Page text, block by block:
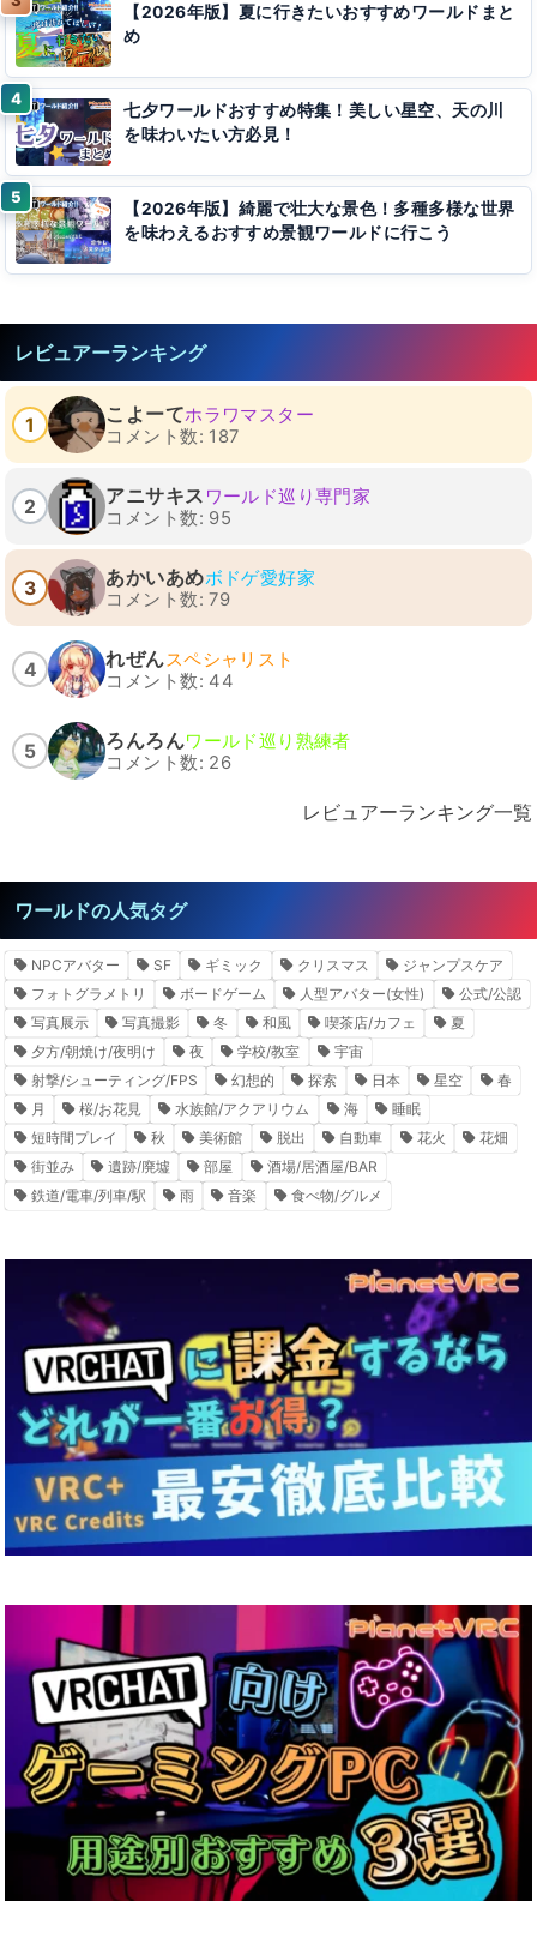
【2026年版】夏に行きたいおすすめワールドまと
め
七夕ワールドおすすめ特集！美しい星空、天の川
を味わいたい方必見！
【2026年版】綺麗で壮大な景色！多種多様な世界
を味わえるおすすめ景観ワールドに行こう
レビュアーランキング
1 こよーてホラワマスター
コメント数: 187
2 アニサキス ワールド巡り専門家
コメント数: 95
3 あかいあめボドゲ愛好家
コメント数: 79
4 れぜんスペシャリスト
コメント数: 44
5 ろんろんワールド巡り熟練者
コメント数: 26
レビュアーランキング一覧
ワールドの人気タグ
NPCアバター SF ギミック クリスマス
ジャンプスケア
フォトグラメトリ
ボードゲーム 人型アバター(女性)
公式/公認
写真展示
写真撮影 冬 和風 喫茶店/カフェ
夏
夕方/朝焼け/夜明け
夜 学校/教室
宇宙
射撃/シューティング/FPS
幻想的 探索 日本 星空
春
月
桜/お花見 水族館/アクアリウム 海
睡眠
短時間プレイ
秋 美術館 脱出 自動車 花火
花畑
街並み
遺跡/廃墟 部屋
酒場/居酒屋/BAR
鉄道/電車/列車/駅
雨 音楽 食べ物/グルメ